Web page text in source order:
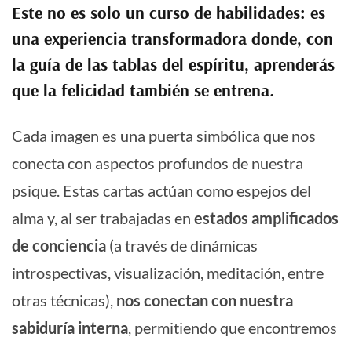
Este no es solo un curso de habilidades: es
una experiencia transformadora donde, con
la guía de las tablas del espíritu, aprenderás
que la felicidad también se entrena.
Cada imagen es una puerta simbólica que nos
conecta con aspectos profundos de nuestra
psique. Estas cartas actúan como espejos del
alma y, al ser trabajadas en estados amplificados
de conciencia (a través de dinámicas
introspectivas, visualización, meditación, entre
otras técnicas), nos conectan con nuestra
sabiduría interna, permitiendo que encontremos